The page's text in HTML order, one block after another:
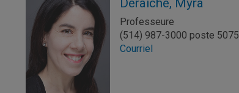
Professeure
(514) 987-3000 poste 5075
Courriel